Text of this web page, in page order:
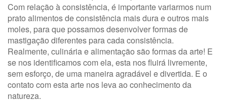
Com relação à consistência, é importante variarmos num
prato alimentos de consistência mais dura e outros mais
moles, para que possamos desenvolver formas de
mastigação diferentes para cada consistência.
Realmente, culinária e alimentação são formas da arte! E
se nos identificamos com ela, esta nos fluirá livremente,
sem esforço, de uma maneira agradável e divertida. E o
contato com esta arte nos leva ao conhecimento da
natureza.